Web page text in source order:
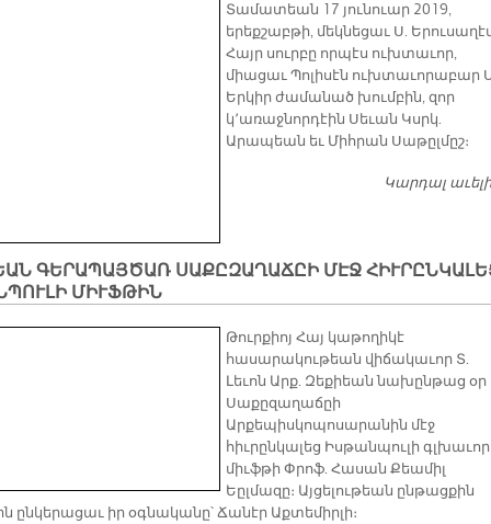
Տամատեան 17 յունուար 2019,
երեքշաբթի, մեկնեցաւ Ս.
Հայր սուրբը որպէս ուխտաւոր,
միացաւ Պոլիսէն ուխտաւորաբար
Երկիր ժամանած խումբին, զոր
կ՚առաջնորդէին Սեւան Կսրկ.
Արապեան եւ Միհրան Սաթըլմըշ։
Կարդալ
ԳԵՐԱՊԱՅԾԱՌ ՍԱՔԸԶԱՂԱՃԸԻ ՄԷՋ
ՄԻՒՖԹԻՆ
Թուրքիոյ Հայ կաթողիկէ
հասարակութեան վիճակաւոր Տ.
Լեւոն Արք. Զեքիեան նախընթաց օր
Սաքըզաղաճըի
Արքեպիսկոպոսարանին մէջ
հիւրընկալեց Իսթանպուլի գլխաւոր
միւֆթի Փրոֆ. Հասան Քեամիլ
Եըլմազը։ Այցելութեան ընթացքին
ընկերացաւ իր օգնականը՝ Ճանէր Աքտեմիրլի։